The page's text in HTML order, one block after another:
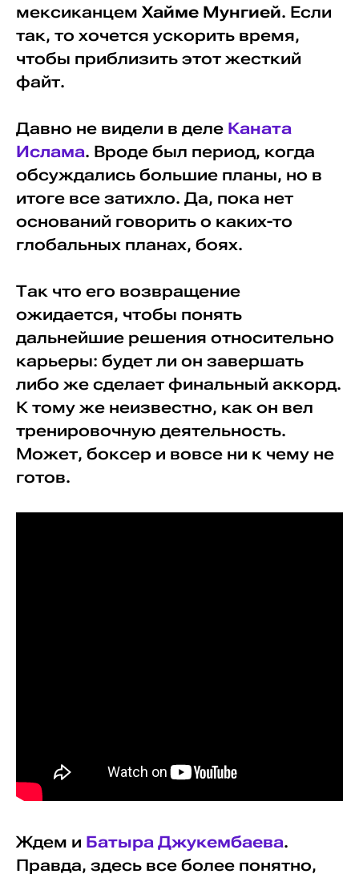
мексиканцем Хайме Мунгией. Если
так, то хочется ускорить время,
чтобы приблизить этот жесткий
файт.
Давно не видели в деле Каната
Ислама. Вроде был период, когда
обсуждались большие планы, но в
итоге все затихло. Да, пока нет
оснований говорить о каких-то
глобальных планах, боях.
Так что его возвращение
ожидается, чтобы понять
дальнейшие решения относительно
карьеры: будет ли он завершать
либо же сделает финальный аккорд.
К тому же неизвестно, как он вел
тренировочную деятельность.
Может, боксер и вовсе ни к чему не
готов.
Ждем и Батыра Джукембаева.
Правда, здесь все более понятно,